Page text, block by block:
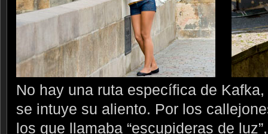
No hay una ruta específica de
se intuye su aliento. Por los
los que llamaba “escupideras de